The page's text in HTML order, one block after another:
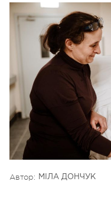
Автор: МІЛА ДОНЧУК